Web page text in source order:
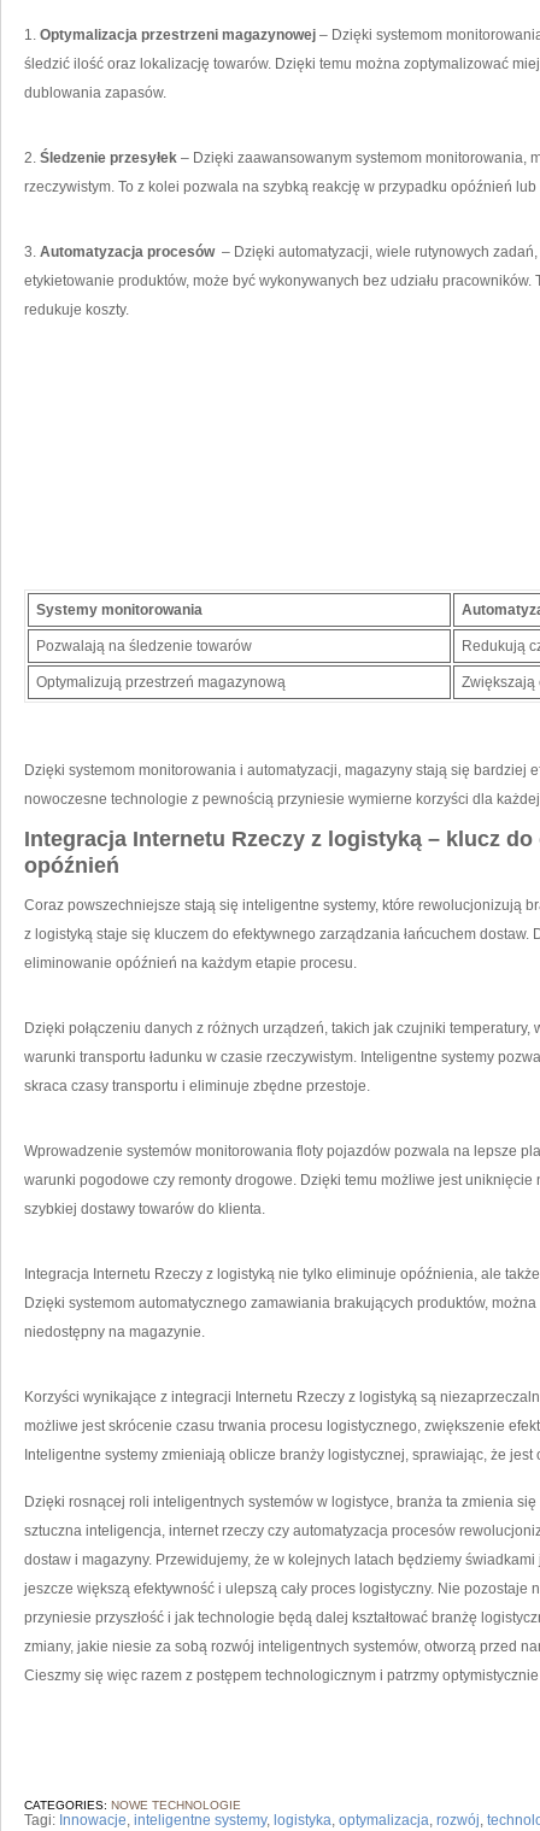
1. Optymalizacja ‌przestrzeni magazynowej – ⁢Dzięki ⁤systemom
śledzić ilość‍ oraz‍ lokalizację towarów. Dzięki temu można zoptymalizować
dublowania zapasów.
2. Śledzenie przesyłek – Dzięki zaawansowanym systemom monitorowania,
rzeczywistym.⁢ To⁢ z kolei pozwala ‍na szybką reakcję w przypadku opóźnień
3. Automatyzacja procesów – Dzięki automatyzacji, wiele‌ rutynowych
etykietowanie produktów, może być⁣ wykonywanych bez udziału pracowników.
redukuje koszty.
Systemy monitorowania
Pozwalają na śledzenie towarów Redukują‌
Optymalizują przestrzeń magazynową Zwiększają
Dzięki systemom monitorowania i automatyzacji, magazyny stają się bardziej
nowoczesne technologie ⁤z pewnością przyniesie wymierne korzyści dla
Integracja Internetu Rzeczy⁣ z logistyką – klucz
opóźnień
Coraz powszechniejsze stają się inteligentne systemy, które rewolucjonizują
z ⁢logistyką staje się kluczem do efektywnego zarządzania łańcuchem dostaw.
eliminowanie opóźnień na każdym etapie procesu.
Dzięki połączeniu danych z​ różnych urządzeń, takich jak czujniki
warunki transportu ładunku w czasie​ rzeczywistym. Inteligentne systemy
​skraca czasy transportu i⁣ eliminuje zbędne przestoje.
Wprowadzenie ⁤systemów monitorowania floty pojazdów pozwala na lepsze
warunki pogodowe czy remonty drogowe.⁣ Dzięki temu możliwe jest
szybkiej dostawy towarów do klienta.
Integracja Internetu‍ Rzeczy z ⁤logistyką nie tylko eliminuje opóźnienia, ale
Dzięki systemom automatycznego zamawiania brakujących produktów,
niedostępny ​na magazynie.
Korzyści wynikające⁣ z integracji Internetu Rzeczy z logistyką są‌
⁢możliwe jest skrócenie czasu trwania procesu logistycznego, zwiększenie
Inteligentne systemy zmieniają ⁣oblicze branży logistycznej, sprawiając, że
Dzięki rosnącej roli inteligentnych systemów w logistyce, branża⁢ ta zmienia
sztuczna inteligencja, internet rzeczy czy ‍automatyzacja procesów
dostaw i magazyny. Przewidujemy, że⁤ w kolejnych latach będziemy
jeszcze większą efektywność i ulepszą cały‍ proces logistyczny. Nie pozostaje
przyniesie przyszłość i jak technologie będą dalej kształtować branżę
zmiany, jakie niesie za sobą rozwój inteligentnych systemów, otworzą ​przed
Cieszmy się więc razem z ‌postępem technologicznym i patrzmy
CATEGORIES: NOWE TECHNOLOGIE
Tagi: Innowacje, inteligentne systemy, logistyka, optymalizacja, rozwój,